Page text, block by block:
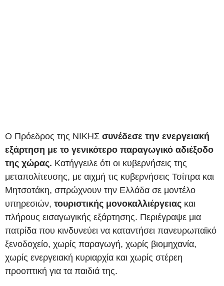
Ο Πρόεδρος της ΝΙΚΗΣ συνέδεσε την ενεργειακή
εξάρτηση με το γενικότερο παραγωγικό αδιέξοδο
της χώρας. Κατήγγειλε ότι οι κυβερνήσεις της
μεταπολίτευσης, με αιχμή τις κυβερνήσεις Τσίπρα και
Μητσοτάκη, σπρώχνουν την Ελλάδα σε μοντέλο
υπηρεσιών, τουριστικής μονοκαλλιέργειας και
πλήρους εισαγωγικής εξάρτησης. Περιέγραψε μια
πατρίδα που κινδυνεύει να καταντήσει πανευρωπαϊκό
ξενοδοχείο, χωρίς παραγωγή, χωρίς βιομηχανία,
χωρίς ενεργειακή κυριαρχία και χωρίς στέρεη
προοπτική για τα παιδιά της.